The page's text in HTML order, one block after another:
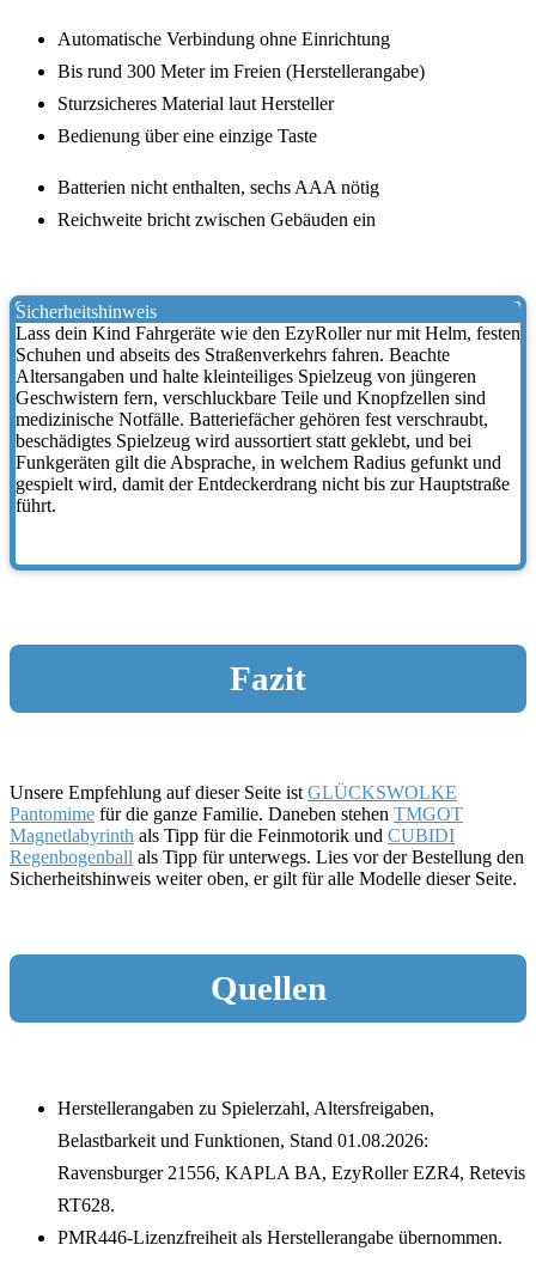
Automatische Verbindung ohne Einrichtung
Bis rund 300 Meter im Freien (Herstellerangabe)
Sturzsicheres Material laut Hersteller
Bedienung über eine einzige Taste
Batterien nicht enthalten, sechs AAA nötig
Reichweite bricht zwischen Gebäuden ein
Sicherheitshinweis
Lass dein Kind Fahrgeräte wie den EzyRoller nur mit Helm, festen
Schuhen und abseits des Straßenverkehrs fahren. Beachte
Altersangaben und halte kleinteiliges Spielzeug von jüngeren
Geschwistern fern, verschluckbare Teile und Knopfzellen sind
medizinische Notfälle. Batteriefächer gehören fest verschraubt,
beschädigtes Spielzeug wird aussortiert statt geklebt, und bei
Funkgeräten gilt die Absprache, in welchem Radius gefunkt und
gespielt wird, damit der Entdeckerdrang nicht bis zur Hauptstraße
führt.
Fazit
Unsere Empfehlung auf dieser Seite ist GLÜCKSWOLKE
Pantomime für die ganze Familie. Daneben stehen TMGOT
Magnetlabyrinth als Tipp für die Feinmotorik und CUBIDI
Regenbogenball als Tipp für unterwegs. Lies vor der Bestellung den
Sicherheitshinweis weiter oben, er gilt für alle Modelle dieser Seite.
Quellen
Herstellerangaben zu Spielerzahl, Altersfreigaben,
Belastbarkeit und Funktionen, Stand 01.08.2026:
Ravensburger 21556, KAPLA BA, EzyRoller EZR4, Retevis
RT628.
PMR446-Lizenzfreiheit als Herstellerangabe übernommen.